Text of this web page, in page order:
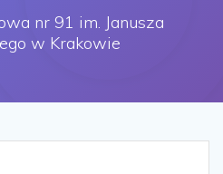
nr 91 im. Janusza
w Krakowie